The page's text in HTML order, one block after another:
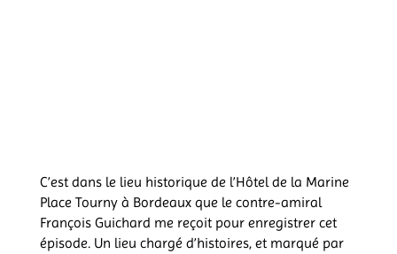
C’est dans le lieu historique de l’Hôtel de la Marine
Place Tourny à Bordeaux que le contre-amiral
François Guichard me reçoit pour enregistrer cet
épisode. Un lieu chargé d’histoires, et marqué par